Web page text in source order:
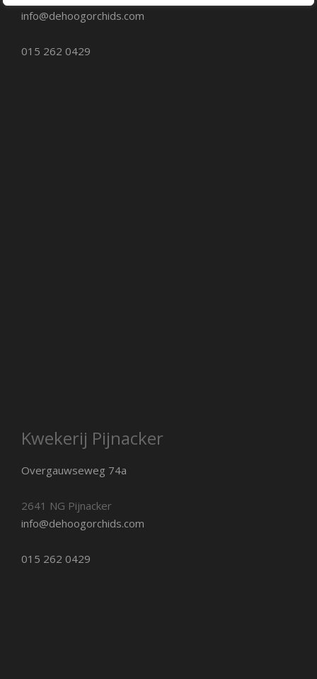
info@dehoogorchids.com
015 262 0429
Kwekerij Pijnacker
Overgauwseweg 74a
2641 NG Pijnacker
info@dehoogorchids.com
015 262 0429